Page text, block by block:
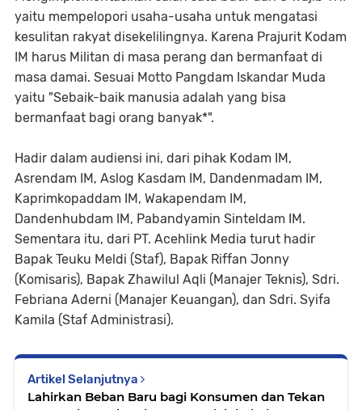
yaitu mempelopori usaha-usaha untuk mengatasi
kesulitan rakyat disekelilingnya. Karena Prajurit Kodam
IM harus Militan di masa perang dan bermanfaat di
masa damai. Sesuai Motto Pangdam Iskandar Muda
yaitu "Sebaik-baik manusia adalah yang bisa
bermanfaat bagi orang banyak*".
Hadir dalam audiensi ini, dari pihak Kodam IM,
Asrendam IM, Aslog Kasdam IM, Dandenmadam IM,
Kaprimkopaddam IM, Wakapendam IM,
Dandenhubdam IM, Pabandyamin Sinteldam IM.
Sementara itu, dari PT. Acehlink Media turut hadir
Bapak Teuku Meldi (Staf), Bapak Riffan Jonny
(Komisaris), Bapak Zhawilul Aqli (Manajer Teknis), Sdri.
Febriana Aderni (Manajer Keuangan), dan Sdri. Syifa
Kamila (Staf Administrasi).
Artikel Selanjutnya
Lahirkan Beban Baru bagi Konsumen dan Tekan